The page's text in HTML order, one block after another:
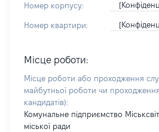
Номер корпусу:
Номер квартири:
Місце роботи:
Місце роботи або проходження
майбутньої роботи чи
кандидатів):
Комунальне підприємство
міської ради